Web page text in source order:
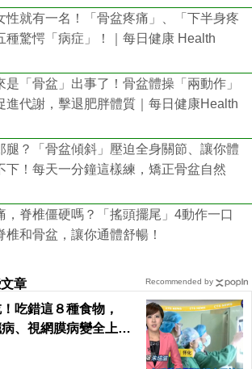
性就有一名！「骨盆疼痛」、「下半身疼
種驚愕「病症」！｜每日健康 Health
是「骨盆」出事了！骨盆體操「兩動作」
進代謝，擊退肥胖體質｜每日健康Health
腿？「骨盆傾斜」壓迫全身關節、讓你體
下！每天一分鐘這樣練，矯正骨盆自然
，脊椎僵硬嗎？「搖頭擺尾」4動作一口
椎和骨盆，讓你通體舒暢！
章
吃錯這８種食物，
病、視網膜病變全上身
Recommended by